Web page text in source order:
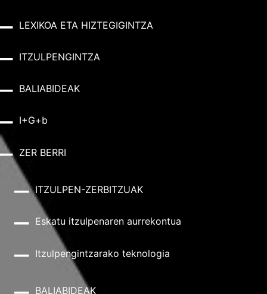
LEXIKOA ETA HIZTEGIGINTZA
ITZULPENGINTZA
BALIABIDEAK
I+G+b
ZER BERRI
ITZULPEN-ZERBITZUAK
Eskatu itzulpenaren aurrekontua
Itzulpengintzarako teknologia
BALIABIDEAK